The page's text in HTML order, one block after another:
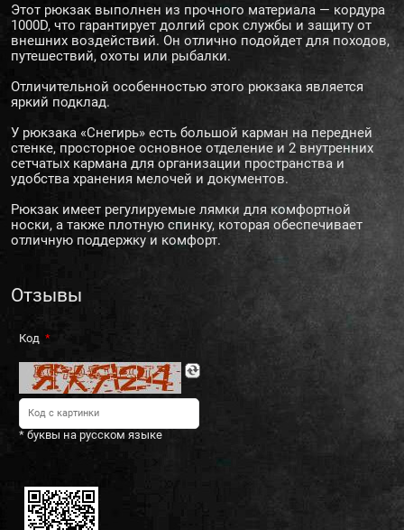
Этот рюкзак выполнен из прочного материала — кордура
1000D, что гарантирует долгий срок службы и защиту от
внешних воздействий. Он отлично подойдет для походов,
путешествий, охоты или рыбалки.
Отличительной особенностью этого рюкзака является
яркий подклад.
У рюкзака «Снегирь» есть большой карман на передней
стенке, просторное основное отделение и 2 внутренних
сетчатых кармана для организации пространства и
удобства хранения мелочей и документов.
Рюкзак имеет регулируемые лямки для комфортной
носки, а также плотную спинку, которая обеспечивает
отличную поддержку и комфорт.
Отзывы
Код
* буквы на русском языке